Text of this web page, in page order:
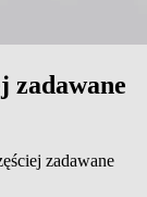
zadawane
zadawane